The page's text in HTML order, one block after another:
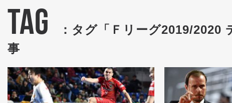
TAG
：タグ「Ｆリーグ2019/
事